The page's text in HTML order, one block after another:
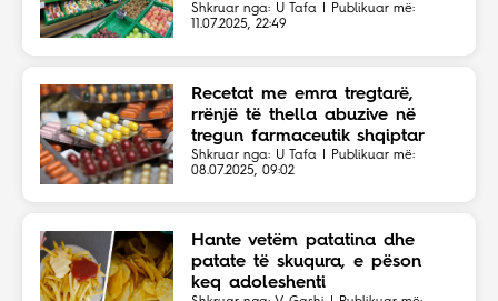
Shkruar nga: U Tafa | Publikuar më:
11.07.2025, 22:49
Recetat me emra tregtarë,
rrënjë të thella abuzive në
tregun farmaceutik shqiptar
Shkruar nga: U Tafa | Publikuar më:
08.07.2025, 09:02
Hante vetëm patatina dhe
patate të skuqura, e pëson
keq adoleshenti